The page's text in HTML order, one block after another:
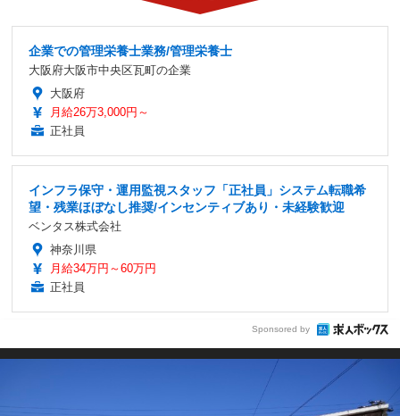
企業での管理栄養士業務/管理栄養士
大阪府大阪市中央区瓦町の企業
大阪府
月給26万3,000円～
正社員
インフラ保守・運用監視スタッフ「正社員」システム転職希
望・残業ほぼなし推奨/インセンティブあり・未経験歓迎
ベンタス株式会社
神奈川県
月給34万円～60万円
正社員
Sponsored by